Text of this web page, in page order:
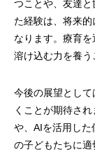
つことや、友達
た経験は、将来
なります。療育
溶け込む力を養う
今後の展望とし
くことが期待さ
や、AIを活用した
の子どもたちに